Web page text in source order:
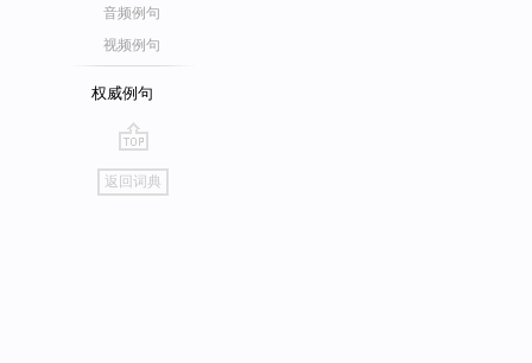
音频例句
视频例句
权威例句
go
top
返回词典